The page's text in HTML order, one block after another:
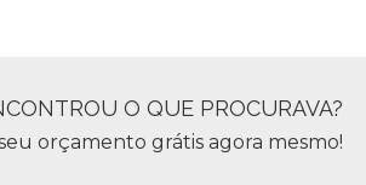
O QUE PROCURAVA?
orçamento grátis agora mesmo!